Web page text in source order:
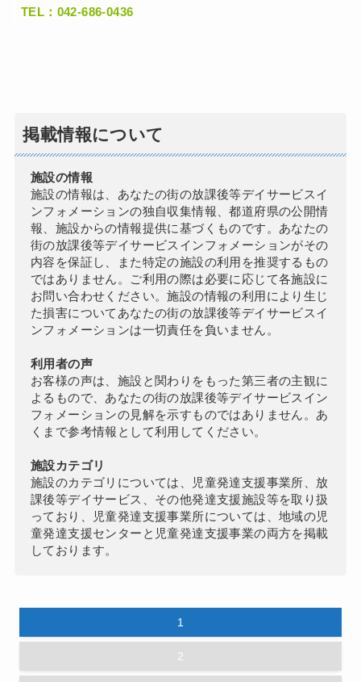
TEL：042-686-0436
掲載情報について
施設の情報
施設の情報は、あなたの街の放課後等デイサービスイ
ンフォメーションの独自収集情報、都道府県の公開情
報、施設からの情報提供に基づくものです。あなたの
街の放課後等デイサービスインフォメーションがその
内容を保証し、また特定の施設の利用を推奨するもの
ではありません。ご利用の際は必要に応じて各施設に
お問い合わせください。施設の情報の利用により生じ
た損害についてあなたの街の放課後等デイサービスイ
ンフォメーションは一切責任を負いません。
利用者の声
お客様の声は、施設と関わりをもった第三者の主観に
よるもので、あなたの街の放課後等デイサービスイン
フォメーションの見解を示すものではありません。あ
くまで参考情報として利用してください。
施設カテゴリ
施設のカテゴリについては、児童発達支援事業所、放
課後等デイサービス、その他発達支援施設等を取り扱
っており、児童発達支援事業所については、地域の児
童発達支援センターと児童発達支援事業の両方を掲載
しております。
1
2